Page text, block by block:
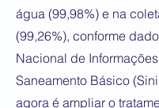
água (99,98%) e na
(99,26%), conforme
Nacional de
Saneamento Básico
agora é ampliar o